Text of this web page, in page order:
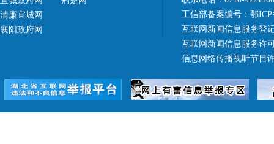
清廉宜城网
襄阳政府网
工信部备案编号： 鄂ICP
互联网新闻信息服务登
互联网新闻信息服务许
信息网络传播视听节目